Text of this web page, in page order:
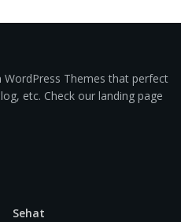
Themes that perfect
etc. Check our landing page
Sehat